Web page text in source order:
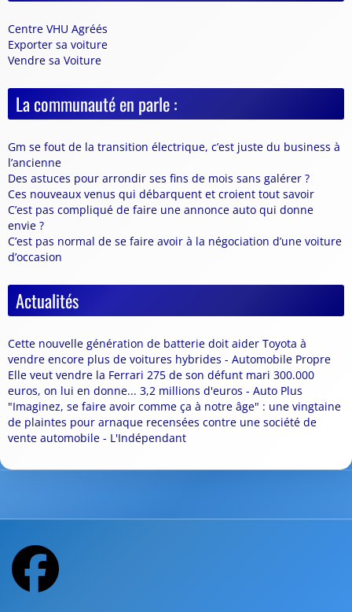
Centre VHU Agréés
Exporter sa voiture
Vendre sa Voiture
La communauté en parle :
Gm se fout de la transition électrique, c’est juste du business à
l’ancienne
Des astuces pour arrondir ses fins de mois sans galérer ?
Ces nouveaux venus qui débarquent et croient tout savoir
C’est pas compliqué de faire une annonce auto qui donne
envie ?
C’est pas normal de se faire avoir à la négociation d’une voiture
d’occasion
Actualités
Cette nouvelle génération de batterie doit aider Toyota à
vendre encore plus de voitures hybrides - Automobile Propre
Elle veut vendre la Ferrari 275 de son défunt mari 300.000
euros, on lui en donne... 3,2 millions d'euros - Auto Plus
"Imaginez, se faire avoir comme ça à notre âge" : une vingtaine
de plaintes pour arnaque recensées contre une société de
vente automobile - L'Indépendant